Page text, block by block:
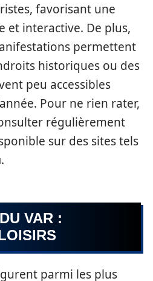
favorisant une
et interactive. De plus,
permettent
historiques ou des
peu accessibles
Pour ne rien rater,
régulièrement
sur des sites tels
.
VAR :
parmi les plus